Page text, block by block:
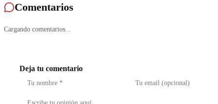
Comentarios
Cargando comentarios...
Deja tu comentario